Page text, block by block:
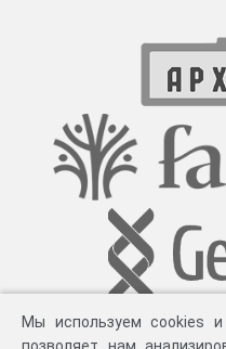
Мы используем cookies и